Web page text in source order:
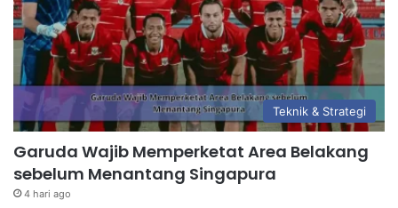
Teknik & Strategi
Garuda Wajib Memperketat Area Belakang
sebelum Menantang Singapura
4 hari ago